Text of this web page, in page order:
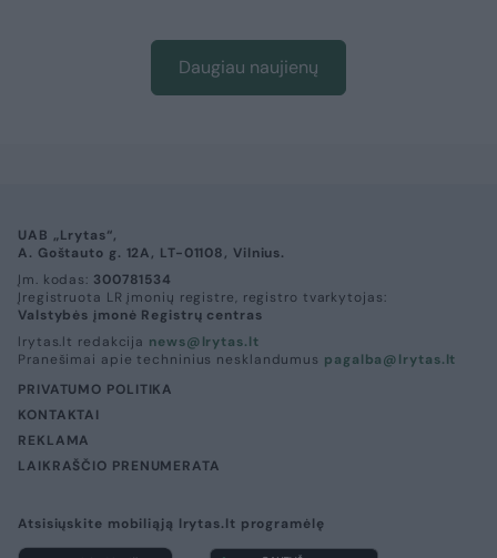
Daugiau naujienų
UAB „Lrytas“,
A. Goštauto g. 12A, LT-01108, Vilnius.
Įm. kodas: 300781534
Įregistruota LR įmonių registre, registro tvarkytojas:
Valstybės įmonė Registrų centras
lrytas.lt redakcija news@lrytas.lt
Pranešimai apie techninius nesklandumus pagalba@lrytas.lt
PRIVATUMO POLITIKA
KONTAKTAI
REKLAMA
LAIKRAŠČIO PRENUMERATA
Atsisiųskite mobiliąją lrytas.lt programėlę